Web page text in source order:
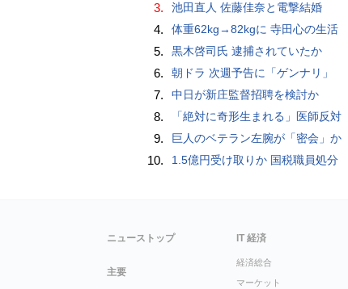
3. 池田直人 佐藤佳奈と電撃結婚
4. 体重62kg→82kgに 寺田心の生活
5. 黒木啓司氏 逮捕されていたか
6. 朝ドラ 次週予告に「ゲンナリ」
7. 中日が新庄監督招聘を検討か
8. 「絶対に奇形生まれる」医師反対
9. 巨人のベテラン左腕が「密会」か
10. 1.5億円受け取りか 国税職員処分
ニューストップ
主要
IT 経済
経済総合
マーケット